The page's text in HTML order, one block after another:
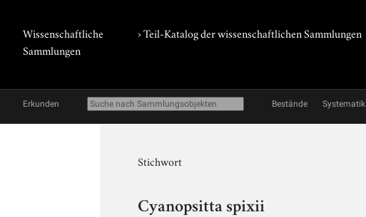
Wissenschaftliche
Sammlungen
› Teil-Katalog der wissenschaftlichen Sammlungen
Erkunden Bestände Systematik
Stichwort
Cyanopsitta spixii